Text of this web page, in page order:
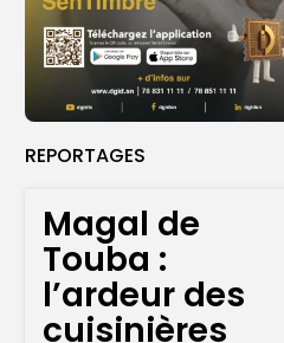
REPORTAGES
Magal de
Touba :
l’ardeur des
cuisinières